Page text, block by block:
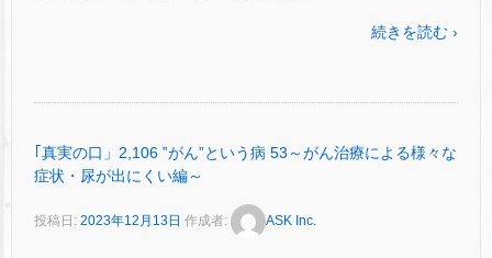
続きを読む ›
｢真実の口」2,106 ‟がん”という病 53～がん治療による様々な
症状・尿が出にくい編～
投稿日: 2023年12月13日 作成者: ASK Inc.